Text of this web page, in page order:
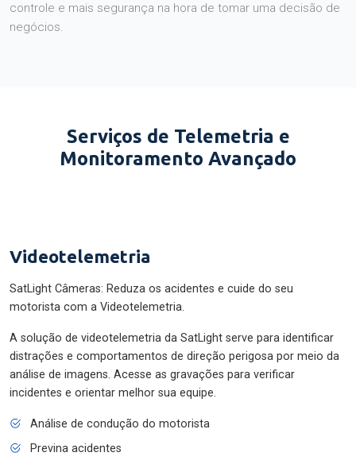
controle e mais segurança na hora de tomar uma decisão de
negócios.
Serviços de Telemetria e
Monitoramento Avançado
Videotelemetria
SatLight Câmeras: Reduza os acidentes e cuide do seu
motorista com a Videotelemetria.
A solução de videotelemetria da SatLight serve para identificar
distrações e comportamentos de direção perigosa por meio da
análise de imagens. Acesse as gravações para verificar
incidentes e orientar melhor sua equipe.
Análise de condução do motorista
Previna acidentes